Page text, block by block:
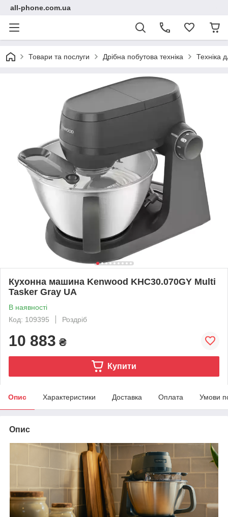
all-phone.com.ua
Товари та послуги Дрібна побутова техніка Техніка
Кухонна машина Kenwood KHC30.070GY Multi
Tasker Gray UA
В наявності
Код: 109395
Роздріб
10 883 ₴
Купити
Опис Характеристики Доставка Оплата Умови
Опис